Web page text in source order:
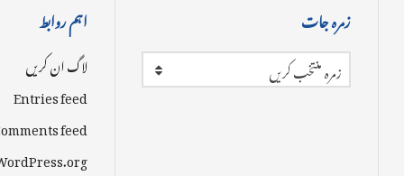
زمرہ جات
زمرہ منتخب کریں
اہم روابط
لاگ ان کریں
Entries feed
feed